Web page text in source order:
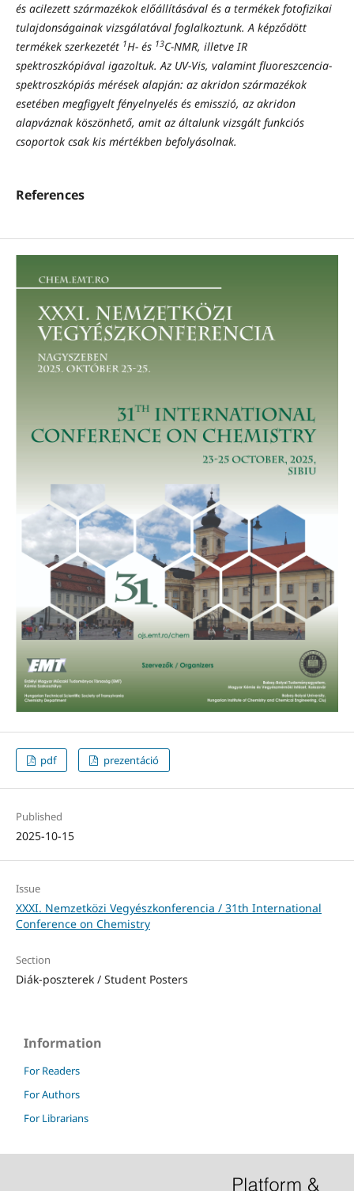
és acilezett származékok előállításával és a termékek fotofizikai
tulajdonságainak vizsgálatával foglalkoztunk. A képződött
termékek szerkezetét 1H- és 13C-NMR, illetve IR
spektroszkópiával igazoltuk. Az UV-Vis, valamint fluoreszcencia-
spektroszkópiás mérések alapján: az akridon származékok
esetében megfigyelt fényelnyelés és emisszió, az akridon
alapváznak köszönhető, amit az általunk vizsgált funkciós
csoportok csak kis mértékben befolyásolnak.
References
pdf prezentáció
Published
2025-10-15
Issue
XXXI. Nemzetközi Vegyészkonferencia / 31th International
Conference on Chemistry
Section
Diák-poszterek / Student Posters
Information
For Readers
For Authors
For Librarians